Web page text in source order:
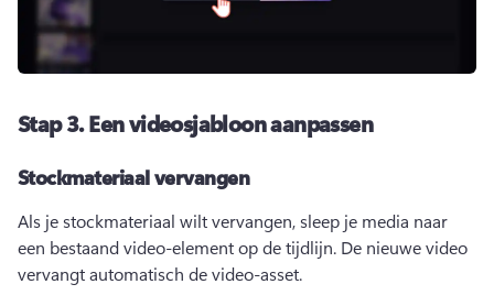
Stap 3.Een videosjabloon aanpassen
Stockmateriaal vervangen
Als je stockmateriaal wilt vervangen, sleep je media naar
een bestaand video-element op de tijdlijn. De nieuwe video
vervangt automatisch de video-asset.